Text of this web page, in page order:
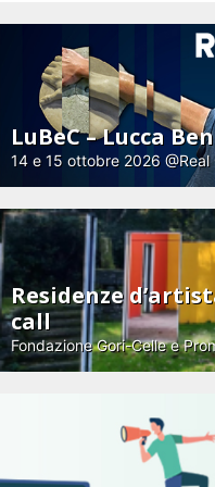
LuBeC – Lucca
14 e 15 ottobre 2026 @Real
Residenze
call
Fondazione Gori-Celle e